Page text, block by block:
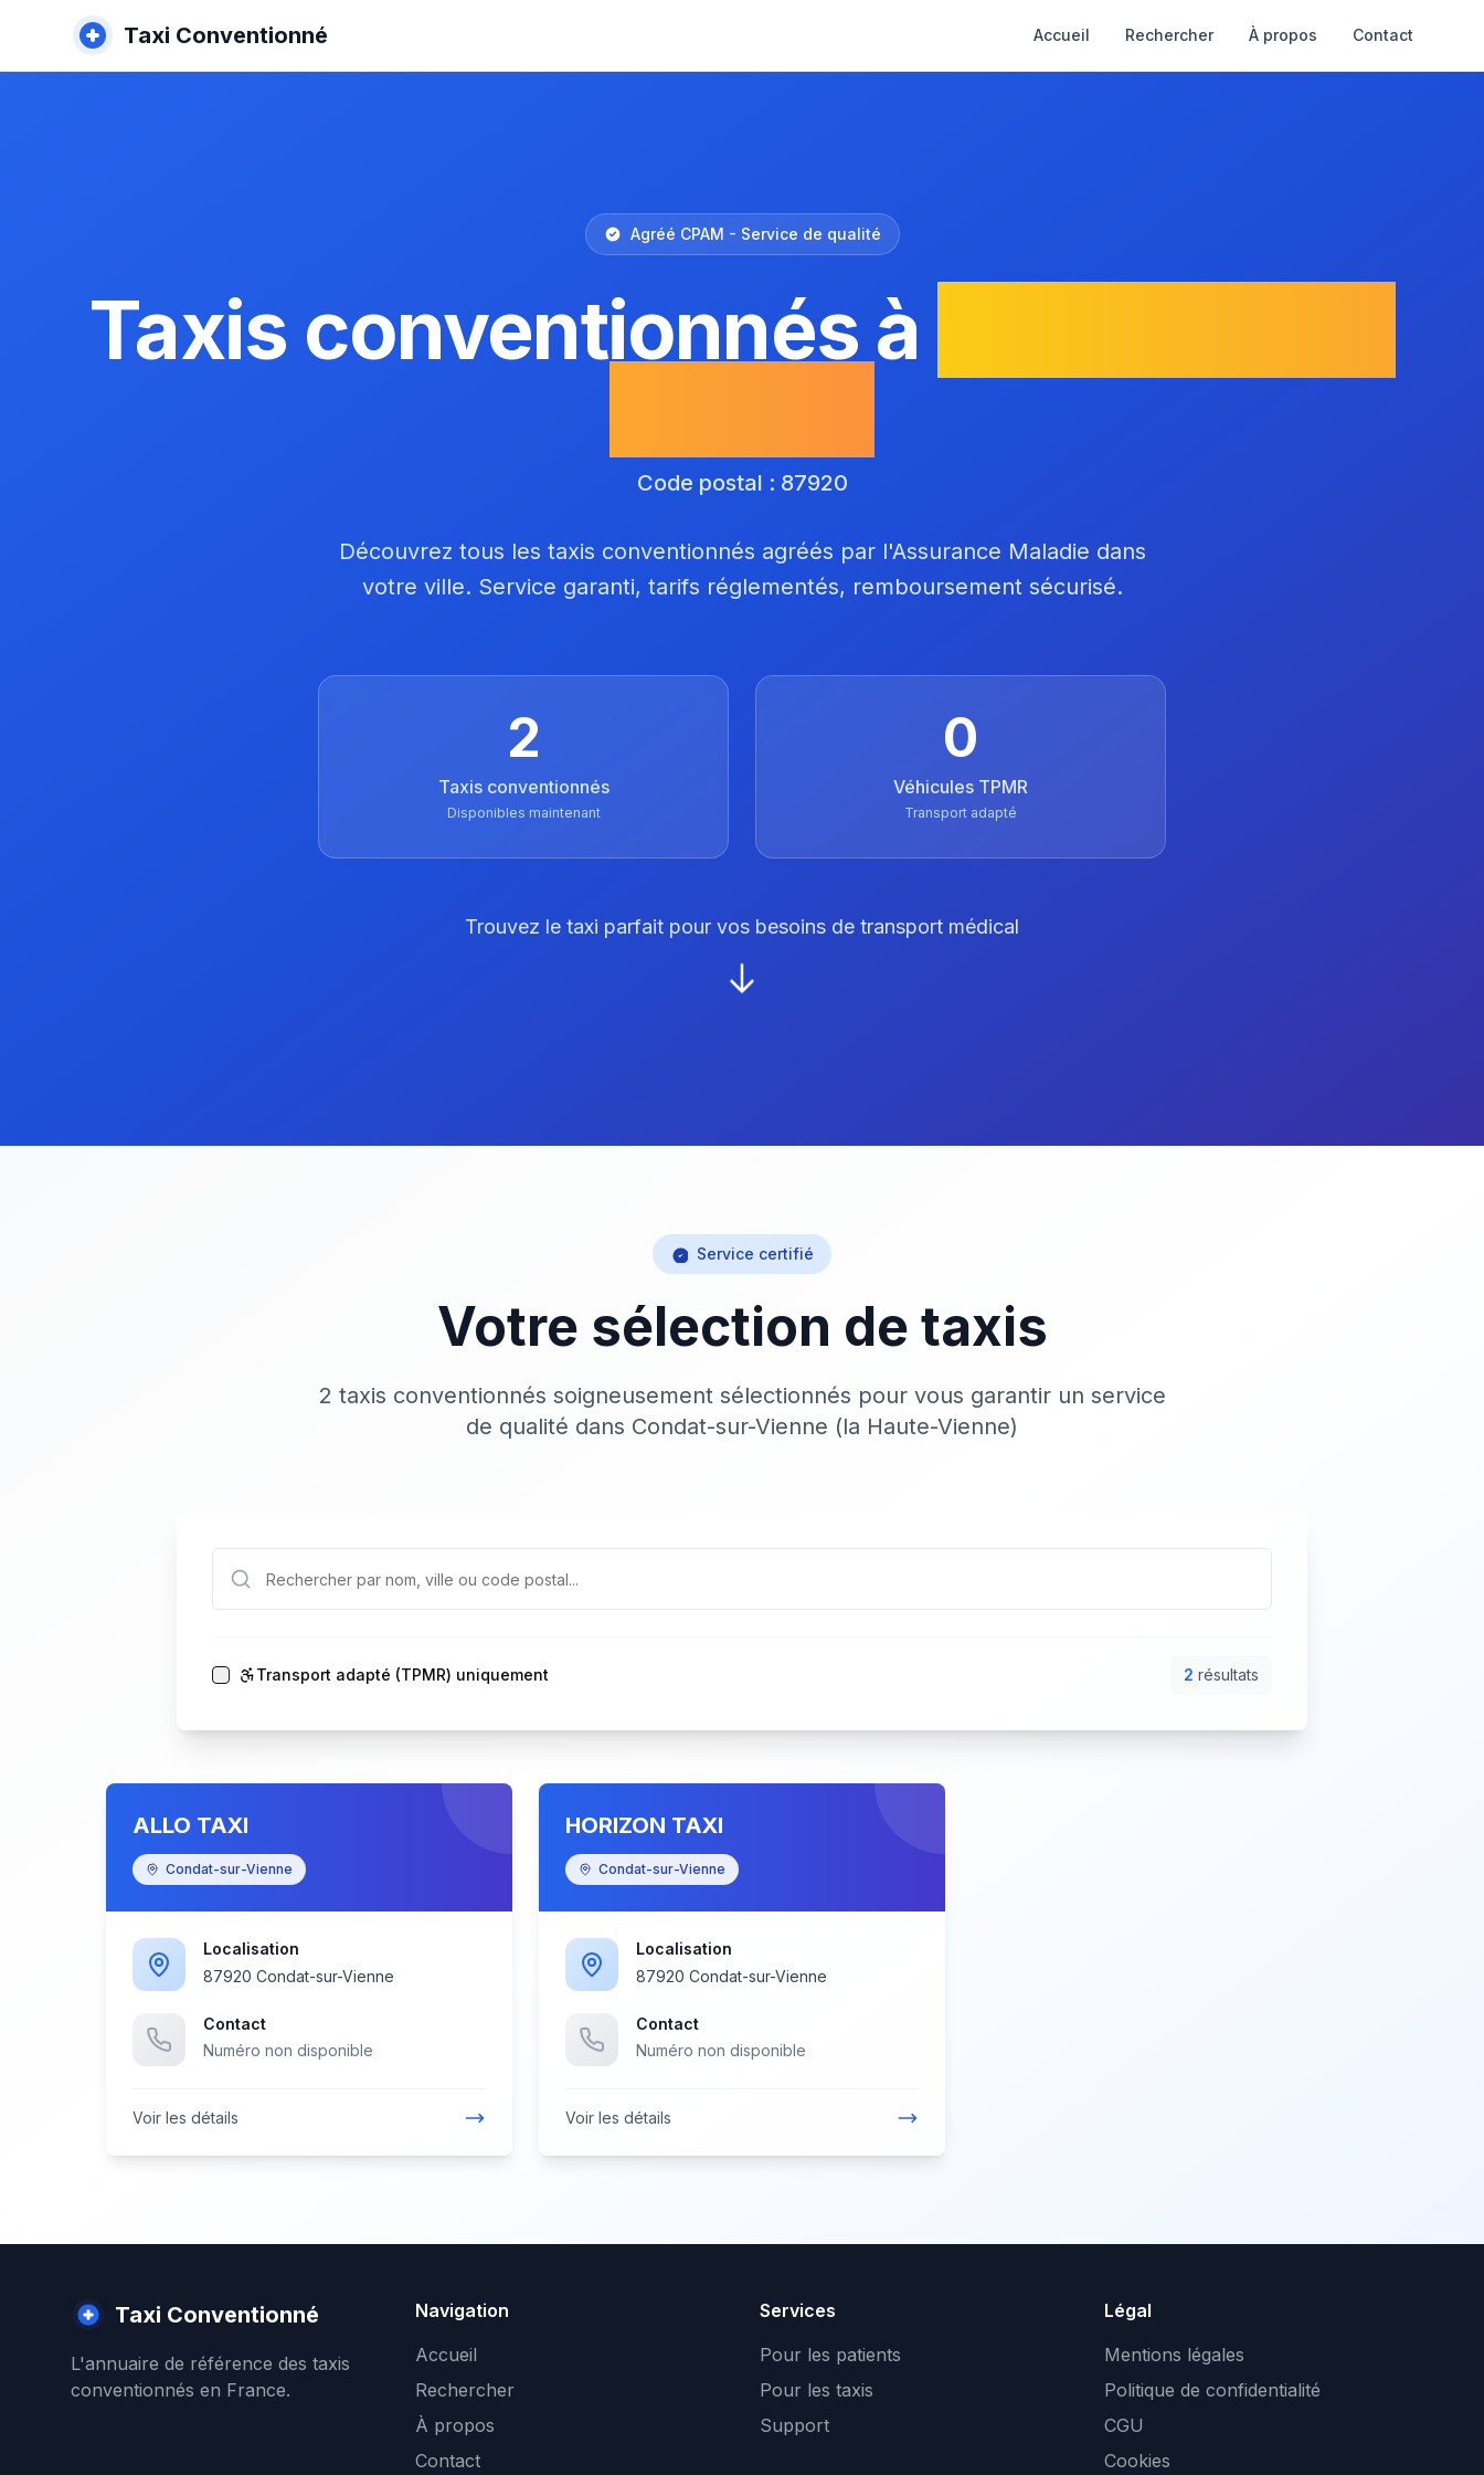
Taxi Conventionné Accueil Rechercher À propos Contact
Agréé CPAM - Service de qualité
Taxis conventionnés à
Code postal : 87920
Découvrez tous les taxis conventionnés agréés par l'Assurance Maladie dans
votre ville. Service garanti, tarifs réglementés, remboursement sécurisé.
2
Taxis conventionnés
Disponibles maintenant
0
Véhicules TPMR
Transport adapté
Trouvez le taxi parfait pour vos besoins de transport médical
Service certifié
Votre sélection de taxis
2 taxis conventionnés soigneusement sélectionnés pour vous garantir un service
de qualité dans Condat-sur-Vienne (la Haute-Vienne)
Transport adapté (TPMR) uniquement 2 résultats
ALLO TAXI
Condat-sur-Vienne
Localisation
87920 Condat-sur-Vienne
Contact
Numéro non disponible
Voir les détails
HORIZON TAXI
Condat-sur-Vienne
Localisation
87920 Condat-sur-Vienne
Contact
Numéro non disponible
Voir les détails
Taxi Conventionné
L'annuaire de référence des taxis
conventionnés en France.
Navigation
Accueil
Rechercher
À propos
Contact
Services
Pour les patients
Pour les taxis
Support
Légal
Mentions légales
Politique de confidentialité
CGU
Cookies